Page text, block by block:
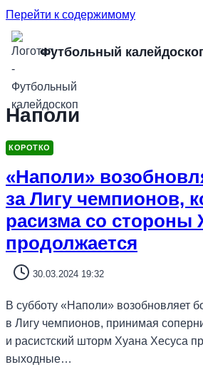
Перейти к содержимому
Футбольный
Наполи
КОРОТКО
«Наполи»
за Лигу чемпионов,
расизма со стороны
продолжается
30.03.2024 19:32
В субботу «Наполи» возобновляет
в Лигу чемпионов, принимая
и расистский шторм Хуана Хесуса
выходные…